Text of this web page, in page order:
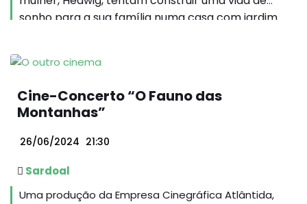
sonho para a sua família numa casa com jardim
Cine-Concerto “O Fauno das
Montanhas”
26/06/2024 21:30
Sardoal
Uma produção da Empresa Cinegráfica Atlântida,